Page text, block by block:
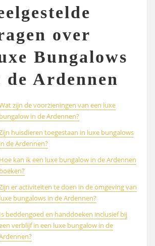
over
Bungalows
de Ardennen
zijn de voorzieningen van een luxe
bungalow in de Ardennen?
huisdieren toegestaan in luxe bungalows
in de Ardennen?
Hoe kan ik een luxe bungalow in de Ardennen
boeken?
er activiteiten te doen in de omgeving van
luxe bungalows in de Ardennen?
Is beddengoed en handdoeken inclusief bij
verblijf in een luxe bungalow in de